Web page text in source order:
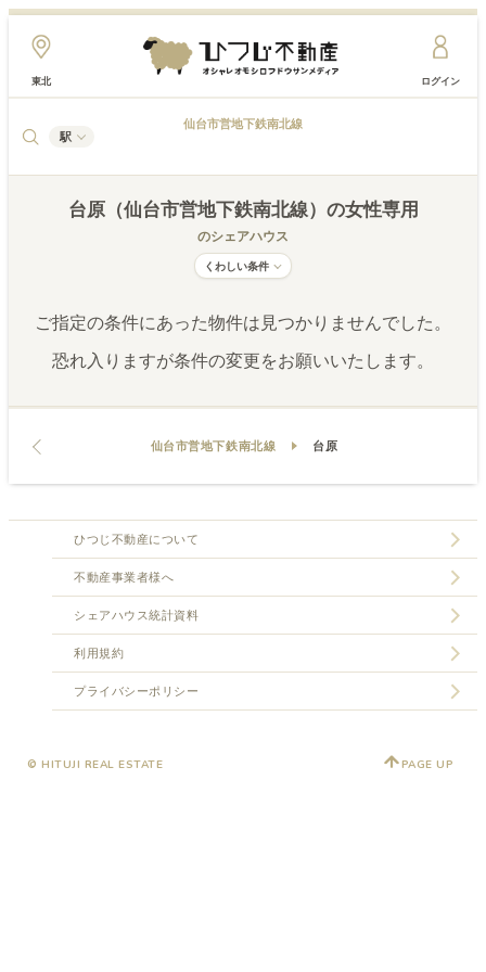
東北 ログイン
駅
仙台市営地下鉄南北線
台原（仙台市営地下鉄南北線） の女性専用
のシェアハウス
くわしい条件
ご指定の条件にあった物件は見つかりませんでした。
恐れ入りますが条件の変更をお願いいたします。
仙台市営地下鉄南北線 台原
ひつじ不動産について
不動産事業者様へ
シェアハウス統計資料
利用規約
プライバシーポリシー
© HITUJI REAL ESTATE PAGE UP